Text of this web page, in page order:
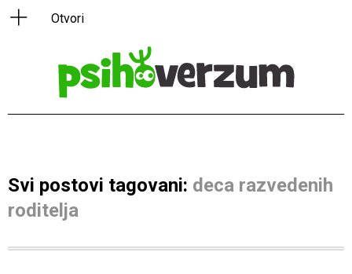
Svi postovi tagovani: deca razvedenih
roditelja